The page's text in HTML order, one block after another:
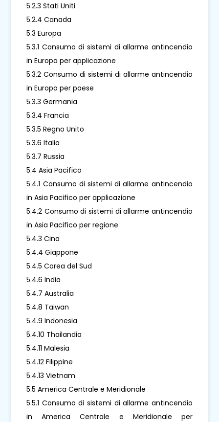
5.2.3 Stati Uniti
5.2.4 Canada
5.3 Europa
5.3.1 Consumo di sistemi di allarme antincendio
in Europa per applicazione
5.3.2 Consumo di sistemi di allarme antincendio
in Europa per paese
5.3.3 Germania
5.3.4 Francia
5.3.5 Regno Unito
5.3.6 Italia
5.3.7 Russia
5.4 Asia Pacifico
5.4.1 Consumo di sistemi di allarme antincendio
in Asia Pacifico per applicazione
5.4.2 Consumo di sistemi di allarme antincendio
in Asia Pacifico per regione
5.4.3 Cina
5.4.4 Giappone
5.4.5 Corea del Sud
5.4.6 India
5.4.7 Australia
5.4.8 Taiwan
5.4.9 Indonesia
5.4.10 Thailandia
5.4.11 Malesia
5.4.12 Filippine
5.4.13 Vietnam
5.5 America Centrale e Meridionale
5.5.1 Consumo di sistemi di allarme antincendio
in America Centrale e Meridionale per